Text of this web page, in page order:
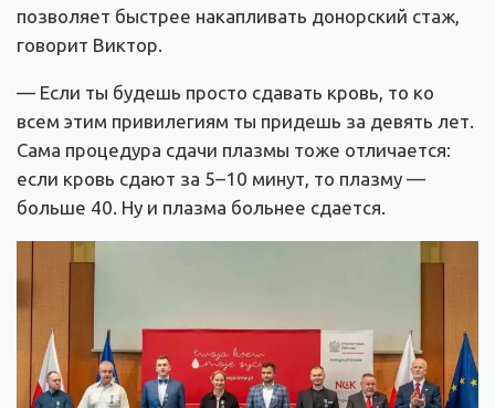
позволяет быстрее накапливать донорский стаж,
говорит Виктор.
— Если ты будешь просто сдавать кровь, то ко
всем этим привилегиям ты придешь за девять лет.
Сама процедура сдачи плазмы тоже отличается:
если кровь сдают за 5–10 минут, то плазму —
больше 40. Ну и плазма больнее сдается.